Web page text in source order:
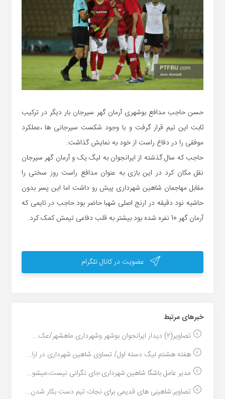
حسن حاجب مدافع بوشهری آرمان گهر سیرجان بار دیگر در ترکیب
ثابت این تیم قرار گرفت و با وجود شکست سیرجانی ها ،عملکرد
موفقی را در دفاع راست از خود به نمایش گذاشت.
حاجب که سال گذشته از ایرانجوان به لیگ یک و آرمان گهر سیرجان
نقل مکان کرد در این بازی به عنوان مدافع راست روز سختی را
مقابل مهاجمان شاهین شهرداری پیش رو داشت اما این پسر بدون
حاشیه نود دقیقه در ارنج اصلی شهبا حاضر بود.حاجب در تایمی که
آرمان گهر 10 نفره شده بود بیشتر به قلب دفاعی تیمش کمک کرد.
عضویت در کانال تلگرام
خبر‌های مرتبط
تصاویر(۲) دیدار ایرانجوان بوشهر وشهرداری ماهشهر/عک...
هفته هشتم لیگ دسته اول/ تساوی شاهین شهرداری در ارا...
مدیر عامل باشگا شاهین شهرداری:جای نگرانی نیست،میشو...
تصاویر:شاهینی های قدیمی برای نجات تیم دست بکار شدن...